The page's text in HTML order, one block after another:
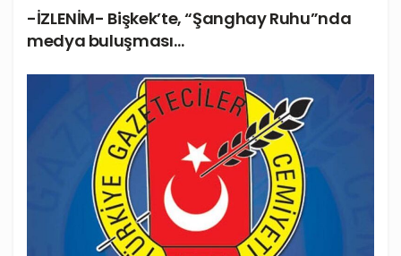
-İZLENİM- Bişkek’te, “Şanghay Ruhu”nda
medya buluşması…